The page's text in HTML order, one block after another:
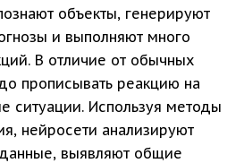
объекты, генерируют
и выполняют много
В отличие от обычных
прописывать реакцию на
ситуации. Используя методы
нейросети анализируют
выявляют общие